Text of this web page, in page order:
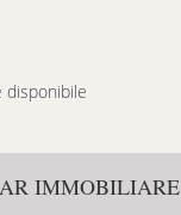
disponibile
IMMOBILIARE